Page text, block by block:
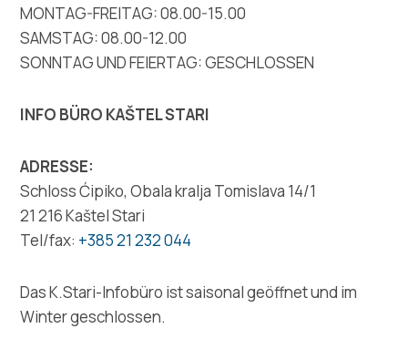
Multimedia
Turistički ured
Safe in Dalmatia
de
+385 21 227 933
info@kastela-info.hr
MONTAG-FREITAG: 08.00-15.00
SAMSTAG: 08.00-12.00
SONNTAG UND FEIERTAG: GESCHLOSSEN
INFO BÜRO KAŠTEL STARI
ADRESSE:
Schloss Ćipiko, Obala kralja Tomislava 14/1
21 216 Kaštel Stari
Tel/fax: +385 21 232 044
Das K.Stari-Infobüro ist saisonal geöffnet und im
Winter geschlossen.